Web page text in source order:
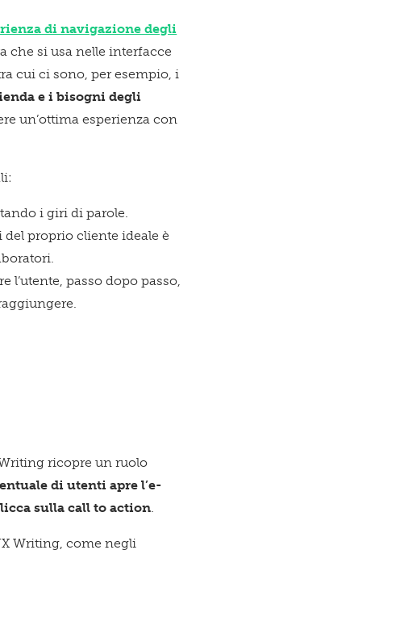
di navigazione degli
che si usa nelle interfacce
cui ci sono, per esempio, i
e i bisogni degli
un’ottima esperienza con
i giri di parole.
proprio cliente ideale è
l’utente, passo dopo passo,
ricopre un ruolo
di utenti apre l’e-
sulla call to action.
Writing, come negli